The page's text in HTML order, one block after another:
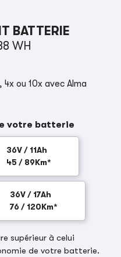
BATTERIE
WH
4x ou 10x avec Alma
votre batterie
36V / 11Ah
45 / 89Km*
36V / 17Ah
76 / 120Km*
supérieur à celui
de votre batterie.